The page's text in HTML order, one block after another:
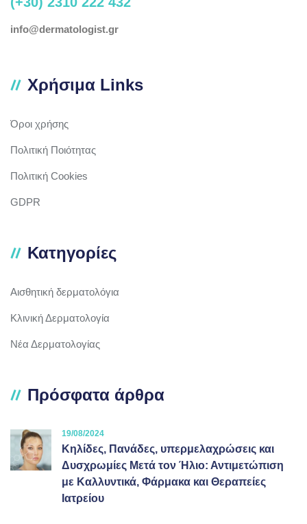
info@dermatologist.gr
Χρήσιμα Links
Όροι χρήσης
Πολιτική Ποιότητας
Πολιτική Cookies
GDPR
Κατηγορίες
Αισθητική δερματολόγια
Κλινική Δερματολογία
Νέα Δερματολογίας
Πρόσφατα άρθρα
19/08/2024
Κηλίδες, Πανάδες, υπερμελαχρώσεις και
Δυσχρωμίες Μετά τον Ήλιο: Αντιμετώπιση
με Καλλυντικά, Φάρμακα και Θεραπείες
Ιατρείου